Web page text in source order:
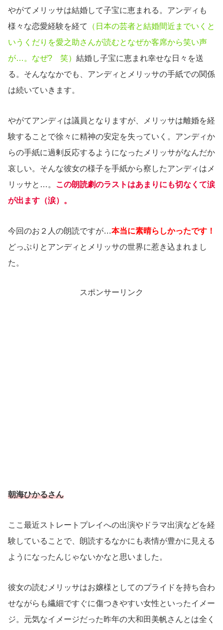
やがてメリッサは結婚して子宝に恵まれる。アンディも
様々な恋愛経験を経て
（日本の芸者と結婚間近までいくと
いうくだりを愛之助さんが読むとなぜか客席から笑い声
が…。なぜ? 笑） 結婚し子宝に恵まれ幸せな日々を送
る。そんななかでも、アンディとメリッサの手紙での関係
は続いていきます。
やがてアンディは議員となりますが、メリッサは離婚を経
験することで徐々に精神の安定を失っていく。アンディか
らの手紙に過剰反応するようになったメリッサがなんだか
哀しい。そんな彼女の様子を手紙から察したアンディはメ
リッサと…。 この朗読劇のラストはあまりにも切なくて涙
が出ます（涙）。
今回のお２人の朗読ですが…本当に素晴らしかったです！
どっぷりとアンディとメリッサの世界に惹き込まれまし
た。
スポンサーリンク
朝海ひかるさん
ここ最近ストレートプレイへの出演やドラマ出演などを経
験していることで、朗読するなかにも表情が豊かに見える
ようになったんじゃないかなと思いました。
彼女の読むメリッサはお嬢様としてのプライドを持ち合わ
せながらも繊細ですぐに傷つきやすい女性といったイメー
ジ。元気なイメージだった昨年の大和田美帆さんとは全く